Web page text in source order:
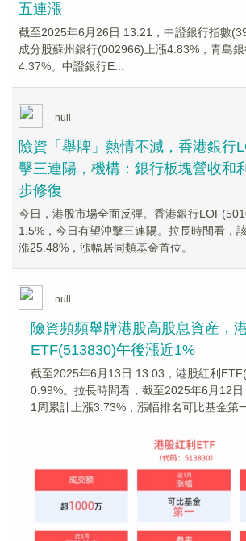
五連漲
截至2025年6月26日 13:21，中證銀行指數
成分股蘇州銀行(002966)上漲4.83%，青島
4.37%。中證銀行E...
null
險資「舉牌」熱情不減，香港銀行
擊三連陽，機構：銀行板塊營收和
步修復
今日，港股市場全面反彈。香港銀行
1.5%，今日有望沖擊三連陽。拉長時間看，
漲25.48%，漲幅居同類基金首位。
null
險資頻頻舉牌港股高股息資産，
ETF(513830)午後漲近1%
截至2025年6月13日 13:03，港股紅利
0.99%。拉長時間看，截至2025年6月12
1周累計上漲3.73%，漲幅排名可比基金第